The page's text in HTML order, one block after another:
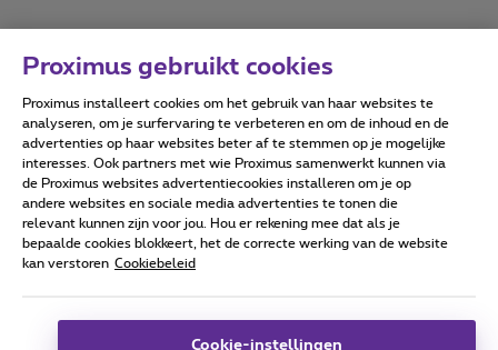
Forumvoorwaarden Accessibility statement
Alle rechten voorbehouden. © Proximus
Algemene voorwaarden, consumenteninfo
Deze website is gecreëerd en wordt beheerd conform het
Proximus gebruikt cookies
Proximus installeert cookies om het gebruik van haar websites te
analyseren, om je surfervaring te verbeteren en om de inhoud en de
advertenties op haar websites beter af te stemmen op je mogelijke
interesses. Ook partners met wie Proximus samenwerkt kunnen via
de Proximus websites advertentiecookies installeren om je op
andere websites en sociale media advertenties te tonen die
relevant kunnen zijn voor jou. Hou er rekening mee dat als je
bepaalde cookies blokkeert, het de correcte werking van de website
kan verstoren Cookiebeleid
Cookie-instellingen